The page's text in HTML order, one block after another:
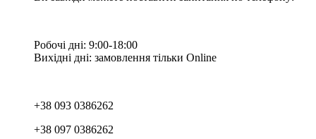
Робочі дні: 9:00-18:00
Вихідні дні: замовлення тільки Online
+38 093 0386262
+38 097 0386262